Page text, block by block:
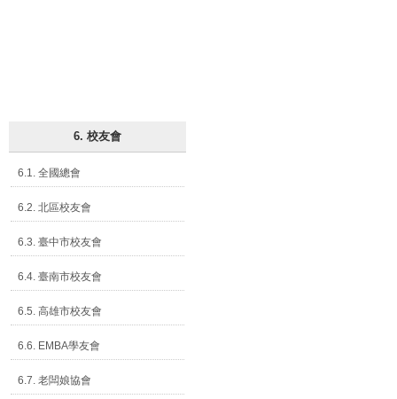
6. 校友會
6.1. 全國總會
6.2. 北區校友會
6.3. 臺中市校友會
6.4. 臺南市校友會
6.5. 高雄市校友會
6.6. EMBA學友會
6.7. 老闆娘協會